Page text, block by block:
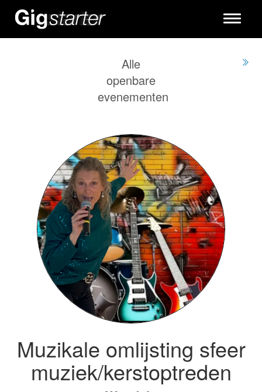
Toggle
Alle
openbare
evenementen
Muzikale omlijsting sfeer
muziek/kerstoptreden